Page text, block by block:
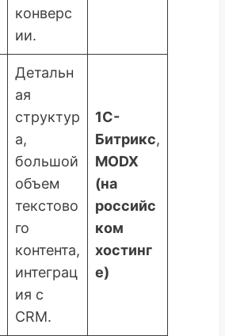
конверс
ии.
Детальн
ая
структур
а,
большой
объем
текстово
го
контента,
интеграц
ия с
CRM.
1С-
Битрикс,
MODX
(на
российс
ком
хостинг
е)